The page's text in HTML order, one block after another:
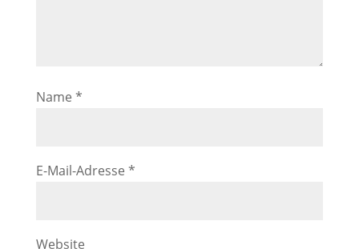
Name *
E-Mail-Adresse *
Website